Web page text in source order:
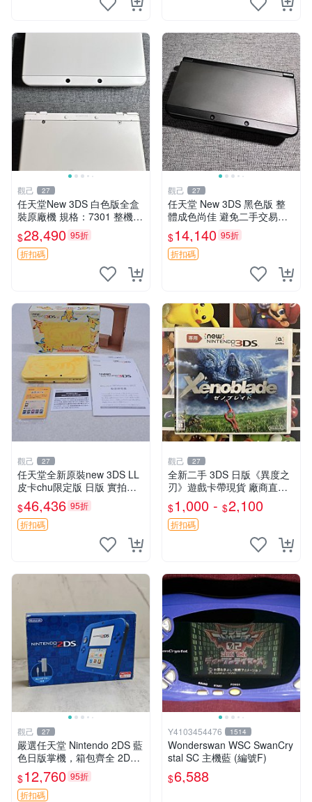
觀己 27
任天堂New 3DS 白色版全盒
裝原廠機 規格：7301 整機近
新無大損 唯屏幕稍顯黃舊 正
常使用 日系原裝三碼合一 測
試良好 兩手柄俱全 習家嚴選
$28,490 95折
折扣碼
觀己 27
任天堂 New 3DS 黑色版 整
體成色尚佳 避免二手交易爭
議 輕微使用痕跡 屏幕老化發
黃 新小三 日本原裝 功能正常
松軸範圍正常
$14,140 95折
折扣碼
觀己 27
任天堂全新原裝new 3DS LL
皮卡chu限定版 日版 實拍收
藏 高級機器 完美品相 功能完
好 AR卡未拆 新3DS LL 皮卡
chu 新日版 A
$46,436 95折
折扣碼
觀己 27
全新二手 3DS 日版《異度之
刃》遊戲卡帶現貨 廠商直營
新機可運行 推薦收藏 異度之
刃 3DS 電腦游戲 現貨
$1,000 - $2,100
折扣碼
觀己 27
嚴選任天堂 Nintendo 2DS 藍
色日版掌機，箱包齊全 2DS
3DS 掌機 日版 Nintendo 定
價
$12,760 95折
折扣碼
Y4103454476 1514
Wonderswan WSC SwanCry
stal SC 主機藍 (編號F)
$6,588